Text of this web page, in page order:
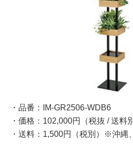
・品番：IM-GR2506-WDB6
・価格：102,000円（税抜 / 送料
・送料：1,500円（税別）※沖縄